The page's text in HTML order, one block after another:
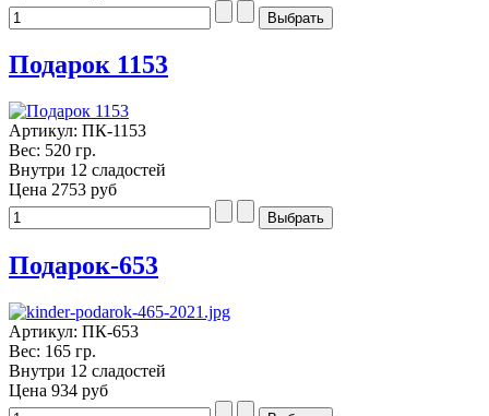
Подарок 1153
Артикул: ПК-1153
Вес: 520 гр.
Внутри 12 сладостей
Цена 2753 руб
Подарок-653
Артикул: ПК-653
Вес: 165 гр.
Внутри 12 сладостей
Цена 934 руб